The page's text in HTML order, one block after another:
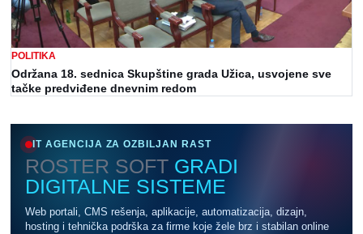
POLITIKA
Održana 18. sednica Skupštine grada Užica, usvojene sve
tačke predviđene dnevnim redom
IT AGENCIJA ZA OZBILJAN RAST
ROSTER SOFT GRADI
DIGITALNE SISTEME
Web portali, CMS rešenja, aplikacije, automatizacija, dizajn,
hosting i tehnička podrška za firme koje žele brz i stabilan online